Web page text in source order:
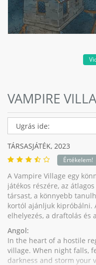
VAMPIRE
TÁRSASJÁTÉK, 2023
Értékelem!
A Vampire Village egy
játékos részére, az
társast, a könnyebb
kortól ajánljuk kipróbálni.
elhelyezés, a draftolás és
Angol:
In the heart of a hostile
village. When night falls,
darkness and storm your